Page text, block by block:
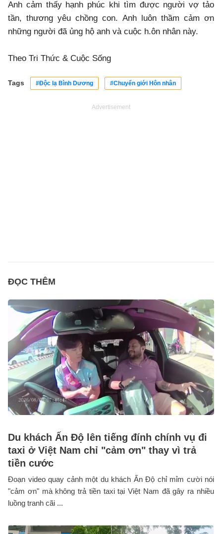
Anh cảm thấy hạnh phúc khi tìm được người vợ tảo
tần, thương yêu chồng con. Anh luôn thầm cảm ơn
những người đã ủng hộ anh và cuộc h.ôn nhân này.
Theo Tri Thức & Cuộc Sống
Tags #Độc lạ Bình Dương #Chuyển giới Hôn nhân
Advertisement
ĐỌC THÊM
Du khách Ấn Độ lên tiếng đính chính vụ đi
taxi ở Việt Nam chỉ "cảm ơn" thay vì trả
tiền cước
Đoạn video quay cảnh một du khách Ấn Độ chỉ mỉm cười nói
"cảm ơn" mà không trả tiền taxi tại Việt Nam đã gây ra nhiều
luồng tranh cãi ...